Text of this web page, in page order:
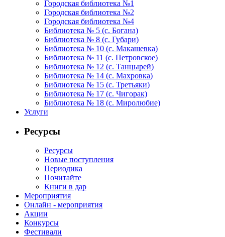
Городская библиотека №1
Городская библиотека №2
Городская библиотека №4
Библиотека № 5 (с. Богана)
Библиотека № 8 (с. Губари)
Библиотека № 10 (с. Макашевка)
Библиотека № 11 (с. Петровское)
Библиотека № 12 (с. Танцырей)
Библиотека № 14 (с. Махровка)
Библиотека № 15 (с. Третьяки)
Библиотека № 17 (с. Чигорак)
Библиотека № 18 (с. Миролюбие)
Услуги
Ресурсы
Ресурсы
Новые поступления
Периодика
Почитайте
Книги в дар
Мероприятия
Онлайн - мероприятия
Акции
Конкурсы
Фестивали